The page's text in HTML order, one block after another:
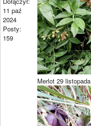
11 paź
2024
Posty:
159
Merlot 29 listopada